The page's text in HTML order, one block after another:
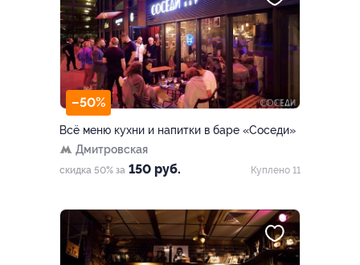
–50%
Всё меню кухни и напитки в баре «Соседи»
Дмитровская
скидка 50% за 150 руб. Куплено 11